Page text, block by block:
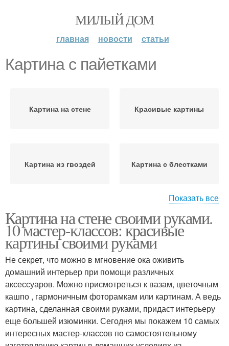
МИЛЫЙ ДОМ
главная новости статьи
Картина с пайетками
Картина на стене Красивые картины
Картина из гвоздей Картина с блестками
материалов
Картины для интерьера
Показать все
Картина на стене своими руками.
10 мастер-классов: красивые
картины своими руками
Не секрет, что можно в мгновение ока оживить
домашний интерьер при помощи различных
аксессуаров. Можно присмотреться к вазам, цветочным
кашпо , гармоничным фоторамкам или картинам. А ведь
картина, сделанная своими руками, придаст интерьеру
еще большей изюминки. Сегодня мы покажем 10 самых
интересных мастер-классов по самостоятельному